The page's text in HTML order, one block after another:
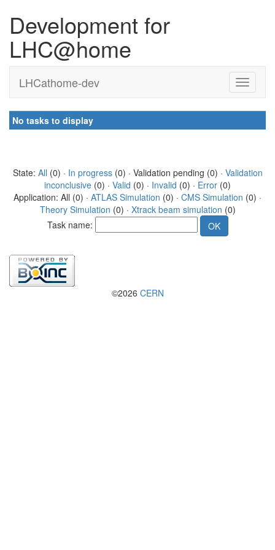
Development for
LHC@home
LHCathome-dev
No tasks to display
State: All (0) · In progress(0) · Validation pending (0) · Validation
inconclusive (0) · Valid (0) · Invalid (0) · Error (0)
Application: All (0) · ATLAS Simulation (0) · CMS Simulation (0) ·
Theory Simulation (0) · Xtrack beam simulation (0)
Task name:
©2026 CERN